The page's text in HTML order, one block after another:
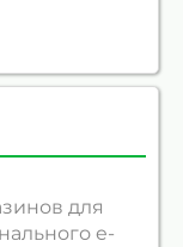
для
e-